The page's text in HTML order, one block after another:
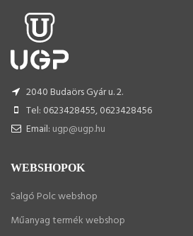
2040 Budaörs Gyár u. 2.
Tel: 0623428455, 0623428456
Email: ugp@ugp.hu
WEBSHOPOK
Salgó Polc webshop
Műanyag termék webshop